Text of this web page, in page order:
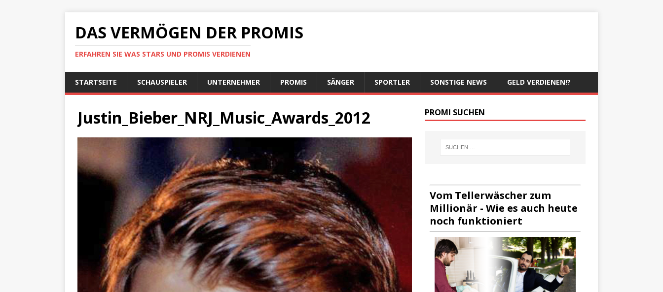
DAS VERMÖGEN DER PROMIS
ERFAHREN SIE WAS STARS UND PROMIS VERDIENEN
STARTSEITE SCHAUSPIELER UNTERNEHMER PROMIS SÄNGER SPORTLER SONSTIGE NEWS GELD VERDIENEN!?
Justin_Bieber_NRJ_Music_Awards_2012 PROMI SUCHEN
Vom Tellerwäscher zum
Millionär - Wie es auch heute
noch funktioniert